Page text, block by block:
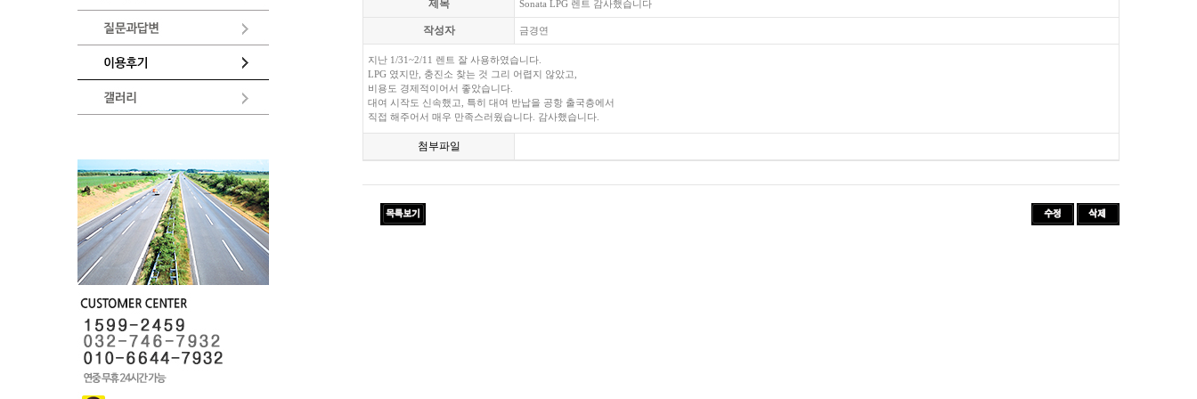
제목 Sonata LPG 렌트 감사했습니다
작성자 금경연
지난 1/31~2/11 렌트 잘 사용하였습니다.
LPG 였지만, 충진소 찾는 것 그리 어렵지 않았고,
비용도 경제적이어서 좋았습니다.
대여 시작도 신속했고, 특히 대여 반납을 공항 출국층에서
직접 해주어서 매우 만족스러웠습니다. 감사했습니다.
첨부파일